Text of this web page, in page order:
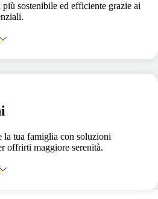
sostenibile ed efficiente grazie ai
la tua famiglia con soluzioni
offrirti maggiore serenità.